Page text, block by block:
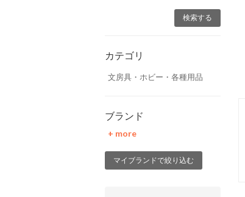
カテゴリ
文房具・ホビー・各種用品
ブランド
+ more
マイブランドで絞り込む